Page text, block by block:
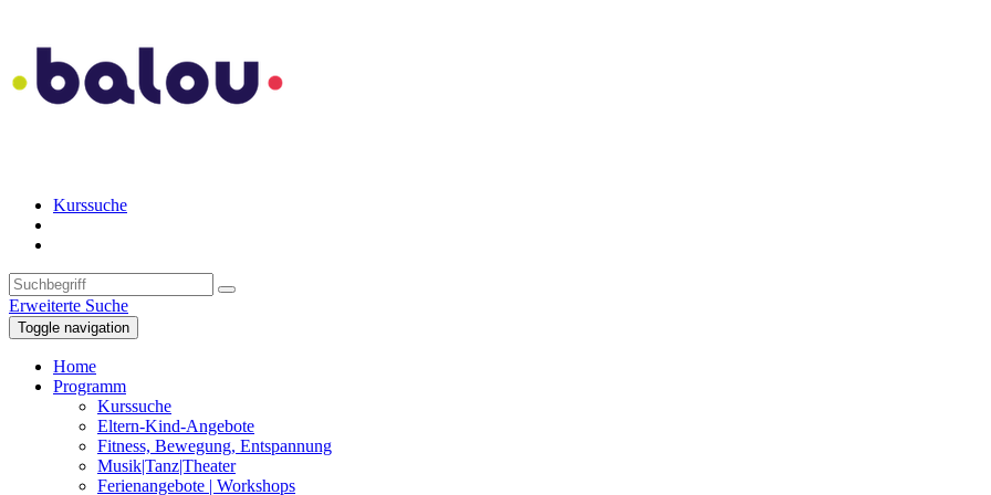
Kurssuche
Erweiterte Suche
Toggle navigation
Home
Programm
Kurssuche
Eltern-Kind-Angebote
Fitness, Bewegung, Entspannung
Musik|Tanz|Theater
Ferienangebote | Workshops